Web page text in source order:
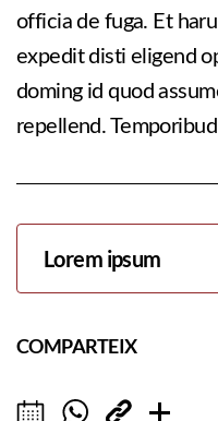
officia de fuga. Et
expedit disti eligend
doming id quod
repellend. Temporibud
Lorem ipsum
COMPARTEIX